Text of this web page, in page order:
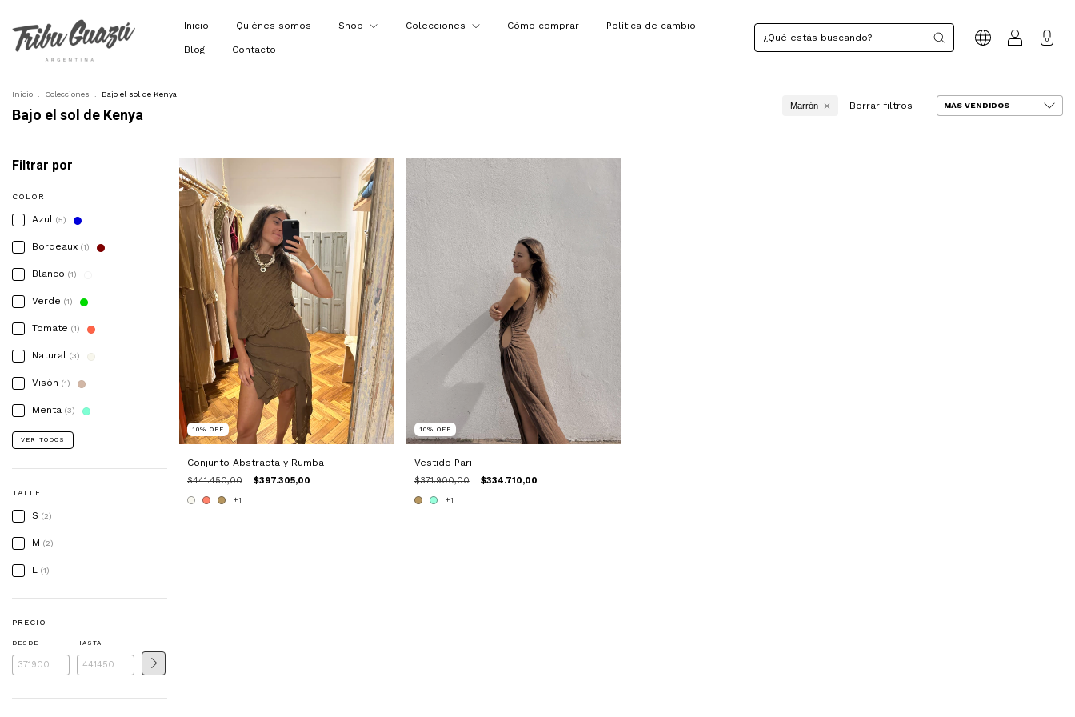
Inicio Quiénes somos Shop Colecciones Cómo comprar Política de cambio
Blog Contacto
0
Inicio Colecciones Bajo el sol de Kenya
Bajo el sol de Kenya
Marrón Borrar filtros
Filtrar por
COLOR
Azul (5)
Bordeaux (1)
Blanco (1)
Verde (1)
Tomate (1)
Natural (3)
Visón (1)
Menta (3)
VER TODOS
TALLE
S (2)
M (2)
L (1)
PRECIO
DESDE HASTA
10% OFF
Conjunto Abstracta y Rumba
$441.450,00 $397.305,00
+1
10% OFF
Vestido Pari
$371.900,00 $334.710,00
+1